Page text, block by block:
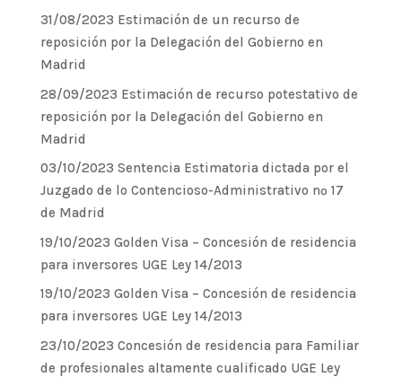
31/08/2023 Estimación de un recurso de
reposición por la Delegación del Gobierno en
Madrid
28/09/2023 Estimación de recurso potestativo de
reposición por la Delegación del Gobierno en
Madrid
03/10/2023 Sentencia Estimatoria dictada por el
Juzgado de lo Contencioso-Administrativo nº 17
de Madrid
19/10/2023 Golden Visa – Concesión de residencia
para inversores UGE Ley 14/2013
19/10/2023 Golden Visa – Concesión de residencia
para inversores UGE Ley 14/2013
23/10/2023 Concesión de residencia para Familiar
de profesionales altamente cualificado UGE Ley